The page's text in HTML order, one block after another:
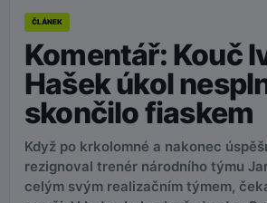
ČLÁNEK
Komentář: Kouč
Hašek úkol
skončilo fiaskem
Když po krkolomné a nakonec
rezignoval trenér národního týmu
celým svým realizačním týmem,